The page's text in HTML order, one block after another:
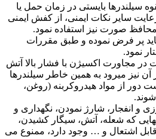
سیلندرها بایستی در زمان حمل یا
سایر نکات ایمنی، از کفش ایمنی
محافظ صورت نیز استفاده نمود.
پر فرض نموده و طبق مقررات
نمود.
مجاورت اکسیژن با فشار بالا آتش
آن نیز میرود به همین خاطر سیلندرها
دور از مواد هیدروکربنه (روغن،
و انفجار، شارژ نمودن، نگهداری و
که شعله، آتش، سیگار کشیدن،
قابل اشتعال و … وجود دارد، ممنوع می